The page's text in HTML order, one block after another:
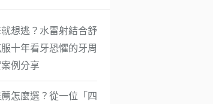
想逃？水雷射結合舒
十年看牙恐懼的牙周
例分享
怎麼選？從一位「四